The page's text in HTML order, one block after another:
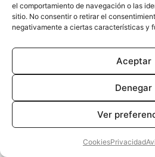
el comportamiento de navegación o las
sitio. No consentir o retirar el
negativamente a ciertas características y
Aceptar
Denegar
Ver
CookiesPrivacidad